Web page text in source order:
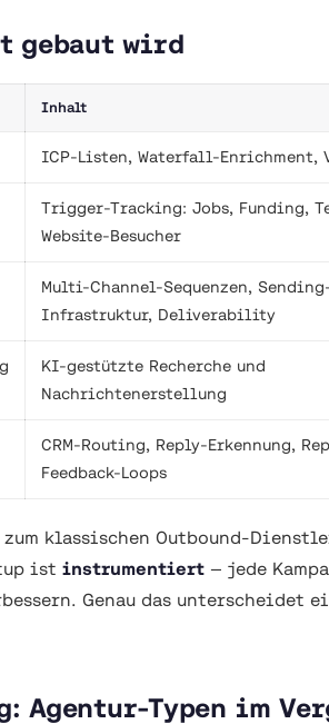
gebaut wird
Inhalt
ICP-Listen, Waterfall-Enrichment,
Trigger-Tracking: Jobs, Funding,
Website-Besucher
Multi-Channel-Sequenzen,
Infrastruktur, Deliverability
KI-gestützte Recherche und
Nachrichtenerstellung
CRM-Routing, Reply-Erkennung,
Feedback-Loops
zum klassischen Outbound-
ist instrumentiert — jede
Genau das unterscheidet
Agentur-Typen im